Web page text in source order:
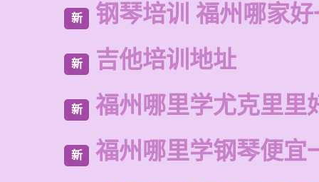
新 钢琴培训 福州哪家
新 吉他培训地址
新 福州哪里学尤克里里
新 福州哪里学钢琴便宜